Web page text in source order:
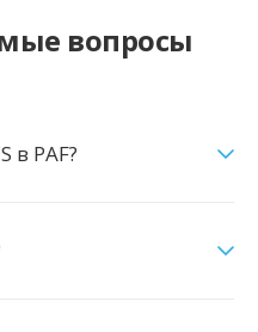
вопросы
в PAF?